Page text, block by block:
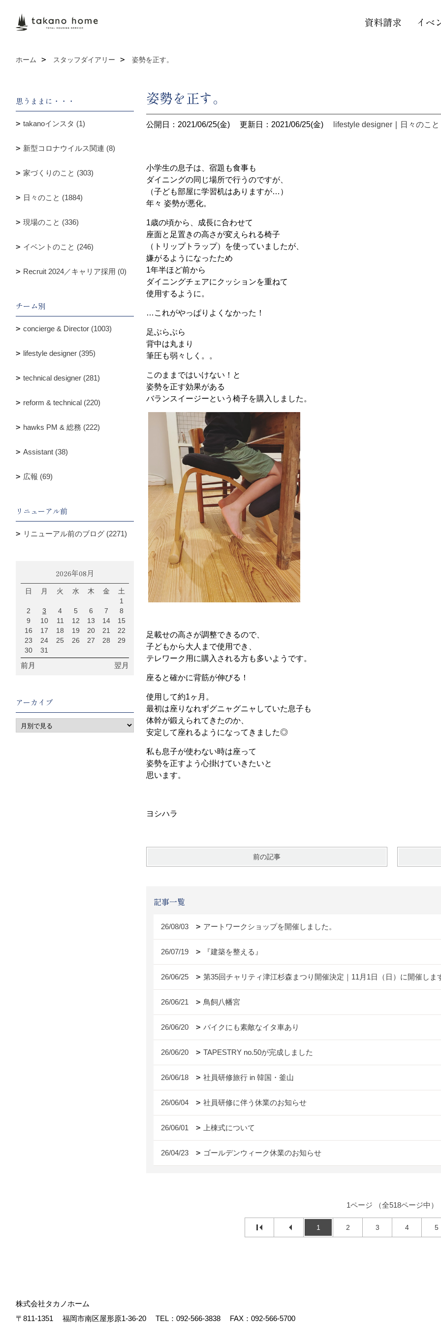
資料請求 イベ
ホーム スタッフダイアリー 姿勢を正す。
姿勢を正す。
公開日：2021/06/25(金) 更新日：2021/06/25(金) lifestyle designer 日々のこと
小学生の息子は、宿題も食事も
ダイニングの同じ場所で行うのですが、
（子ども部屋に学習机はありますが…）
年々 姿勢が悪化。
1歳の頃から、成長に合わせて
座面と足置きの高さが変えられる椅子
（トリップトラップ）を使っていましたが、
嫌がるようになったため
1年半ほど前から
ダイニングチェアにクッションを重ねて
使用するように。
…これがやっぱりよくなかった！
足ぶらぶら
背中は丸まり
筆圧も弱々しく。。
このままではいけない！と
姿勢を正す効果がある
バランスイージーという椅子を購入しました。
足載せの高さが調整できるので、
子どもから大人まで使用でき、
テレワーク用に購入される方も多いようです。
座ると確かに背筋が伸びる！
使用して約1ヶ月。
最初は座りなれずグニャグニャしていた息子も
体幹が鍛えられてきたのか、
安定して座れるようになってきました◎
私も息子が使わない時は座って
姿勢を正すよう心掛けていきたいと
思います。
ヨシハラ
前の記事
記事一覧
26/08/03 アートワークショップを開催しました。
26/07/19 『建築を整える』
26/06/25 第35回チャリティ津江杉森まつり開催決定｜11月1日（日）に開催しま
26/06/21 鳥飼八幡宮
26/06/20 バイクにも素敵なイタ車あり
26/06/20 TAPESTRY no.50が完成しました
26/06/18 社員研修旅行 in 韓国・釜山
26/06/04 社員研修に伴う休業のお知らせ
26/06/01 上棟式について
26/04/23 ゴールデンウィーク休業のお知らせ
1ページ （全518ページ中）
1 2 3 4 5
思うままに・・・
takanoインスタ (1)
新型コロナウイルス関連 (8)
家づくりのこと (303)
日々のこと (1884)
現場のこと (336)
イベントのこと (246)
Recruit 2024／キャリア採用 (0)
チーム別
concierge & Director (1003)
lifestyle designer (395)
technical designer (281)
reform & technical (220)
hawks PM & 総務 (222)
Assistant (38)
広報 (69)
リニューアル前
リニューアル前のブログ (2271)
2026年08月
日 月 火 水 木 金
土
1
2
3 4 5 6 7
8
9
10 11 12 13 14
15
16
17 18 19 20 21
22
23
24 25 26 27 28
29
30
31
前月 翌月
アーカイブ
株式会社タカノホーム
〒811-1351
福岡市南区屋形原1-36-20 TEL： 092-566-3838 FAX：092-566-5700